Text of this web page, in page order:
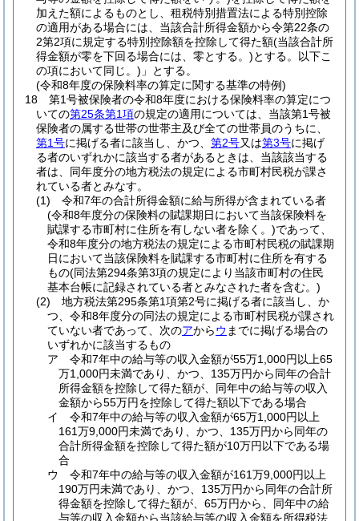
加えた額によるものとし、租税特別措置法による特別控除
の適用がある場合には、当該合計所得金額から令第22条の
2第2項に規定する特別控除額を控除して得た額(当該合計所
得金額が零を下回る場合には、零とする。)とする。以下こ
の項において同じ。) 」とする。
(令和8年度の保険料率の算定に関する基準の特例)
18
第1号被保険者の令和8年度における保険料率の算定につ
いての第25条第1項の規定の適用については、当該第1号被
保険者の属する世帯の世帯主及び全ての世帯員のうちに、
第1号に掲げる者に該当し、かつ、 第2号又は第3号に掲げ
る者のいずれかに該当する者があるときは、当該該当する
者は、同年度分の地方税法の規定による市町村民税が課さ
れている者とみなす。
(1)
令和7年の合計所得金額に給与所得が含まれている者
(令和8年度分の保険料の賦課期日において当該保険料を
賦課する市町村に住所を有しない者を除く。)であって、
令和8年度分の地方税法の規定による市町村民税の賦課期
日において当該保険料を賦課する市町村に住所を有する
もの(同法第294条第3項の規定により当該市町村の住民
基本台帳に記録されている者とみなされた者を含む。)
(2)
地方税法第295条第1項第2号に掲げる者に該当し、か
つ、令和8年度分の同法の規定による市町村民税が課され
ていない者であって、次のアからウ までに掲げる場合の
いずれかに該当するもの
ア
令和7年中の給与等の収入金額が55万1,000円以上65
万1,000円未満であり、かつ、135万円から同年の合計
所得金額を控除して得た額が、同年中の給与等の収入
金額から55万円を控除して得た額以下である場合
イ
令和7年中の給与等の収入金額が65万1,000円以上
161万9,000円未満であり、かつ、135万円から同年の
合計所得金額を控除して得た額が10万円以下である場
合
ウ
令和7年中の給与等の収入金額が161万9,000円以上
190万円未満であり、かつ、135万円から同年の合計所
得金額を控除して得た額が、65万円から、同年中の給
与等の収入金額から当該給与等の収入金額を所得税法